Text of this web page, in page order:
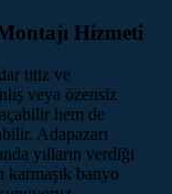
Hizmeti
titiz ve
veya özensiz
hem de
Adapazarı
yılların verdiği
karmaşık banyo